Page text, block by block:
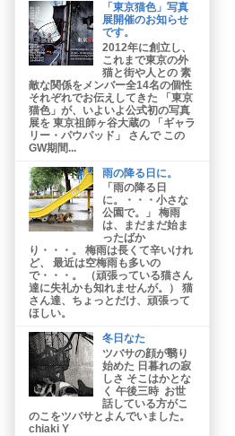
「東京猫色」写真
展開催のお知らせ
です。
2012年に創立し、
これまで東京の外
猫と街や人との 素
敵な関係をメンバー全14名の個性
それぞれでお伝えしてきた 「東京
猫色」が、いよいよ公式初の写真
展を 東京祖師ヶ谷大蔵の 「ギャラ
リー・パウパッド」 さんで この
GW期間...
雨の降る日に。
「雨の降る日
に。・・・小さな
公園で。」 梅雨
は、まだまだ始ま
ったばか
り・・・。 梅雨は長くて辛いけれ
ど、 最近は空梅雨も多いの
で・・・。 （頑張っている猫さん
達に失礼かも知れませんが。） 猫
さん達、ちょっとだけ、頑張って
ほしい。
冬日なた
ツバサの顔が翳り
始めた 日暮れの寂
しさ そこはかとな
く 午後三時 お世
話している方がこ
のこをツバサとよんでいました。
chiaki Y